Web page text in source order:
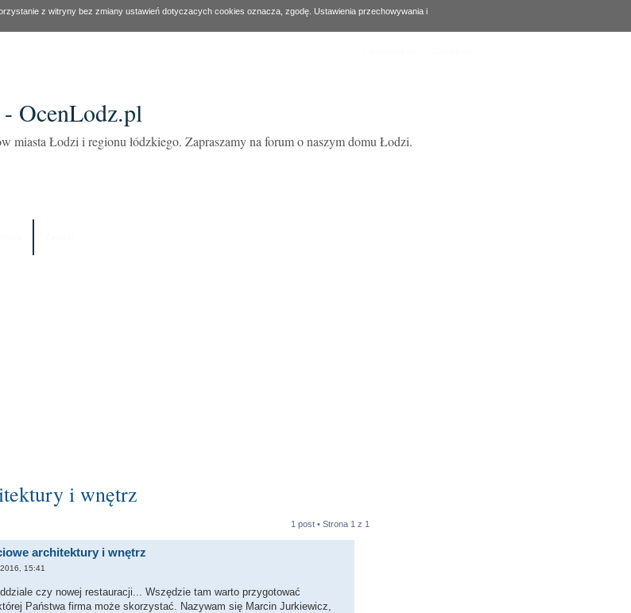
z witryny bez zmiany ustawień dotyczacych cookies oznacza, zgodę. Ustawienia przechowywania i
OcenLodz.pl
miasta Łodzi i regionu łódzkiego. Zapraszamy na forum o naszym domu Łodzi.
i wnętrz
1 post • Strona 1 z 1
architektury i wnętrz
15:41
czy nowej restauracji... Wszędzie tam warto przygotować
Państwa firma może skorzystać. Nazywam się Marcin Jurkiewicz,